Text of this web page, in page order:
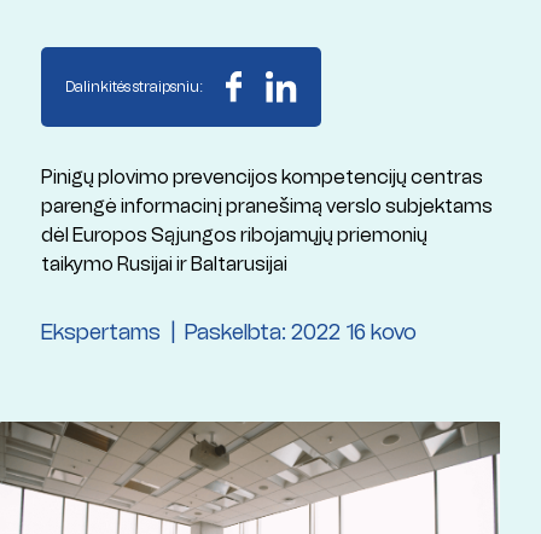
Dalinkitės straipsniu:
Pinigų plovimo prevencijos kompetencijų centras
parengė informacinį pranešimą verslo subjektams
dėl Europos Sąjungos ribojamųjų priemonių
taikymo Rusijai ir Baltarusijai
Ekspertams Paskelbta: 2022 16 kovo